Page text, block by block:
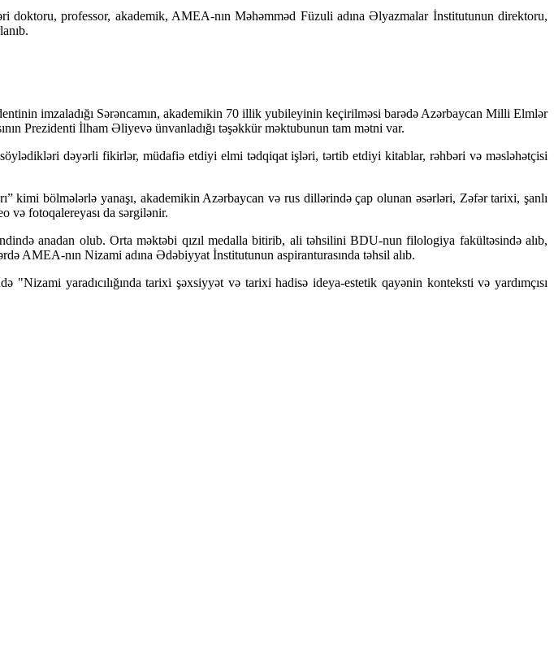
doktoru, professor, akademik, AMEA-nın Məhəmməd Füzuli adına Əlyazmalar İnstitutunun direktoru,
imzaladığı Sərəncamın, akademikin 70 illik yubileyinin keçirilməsi barədə Azərbaycan Milli Elmlər
Prezidenti İlham Əliyevə ünvanladığı təşəkkür məktubunun tam mətni var.
dəyərli fikirlər, müdafiə etdiyi elmi tədqiqat işləri, tərtib etdiyi kitablar, rəhbəri və məsləhətçisi
kimi bölmələrlə yanaşı, akademikin Azərbaycan və rus dillərində çap olunan əsərləri, Zəfər tarixi, şanlı
və fotoqalereyası da sərgilənir.
anadan olub. Orta məktəbi qızıl medalla bitirib, ali təhsilini BDU-nun filologiya fakültəsində alıb,
AMEA-nın Nizami adına Ədəbiyyat İnstitutunun aspiranturasında təhsil alıb.
yaradıcılığında tarixi şəxsiyyət və tarixi hadisə ideya-estetik qayənin konteksti və yardımçısı